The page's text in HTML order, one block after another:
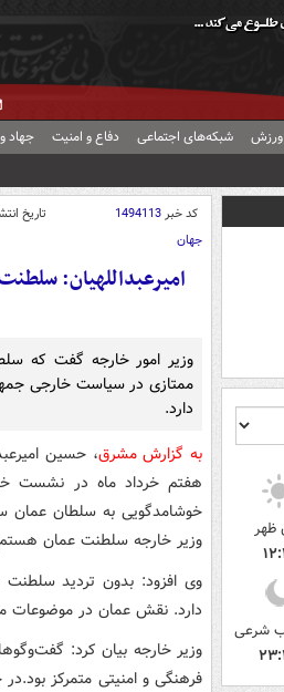
ورزش شبکه‌های اجتماعی دفاع و امنیت جهاد
ظهر
شرعی
کد خبر1494113 تاریخ
جهان
امیرعبداللهیان:
وزیر امور خارجه گفت که
ممتازی در سیاست خارجی
دارد.
به گزارش مشرق، حسین
هفتم خرداد ماه در نشست
خوشامدگویی به سلطان عمان
وزیر خارجه سلطنت عمان
وی افزود: بدون تردید
دارد. نقش عمان در موضوعات
وزیر خارجه بیان کرد:
فرهنگی و امنیتی متمرکز